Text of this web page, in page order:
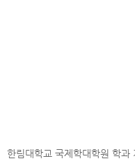
한림대학교 국제학대학원 학